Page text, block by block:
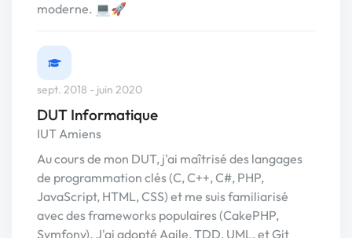
moderne. 💻🚀
sept. 2018 - juin 2020
DUT Informatique
IUT Amiens
Au cours de mon DUT, j'ai maîtrisé des langages
de programmation clés (C, C++, C#, PHP,
JavaScript, HTML, CSS) et me suis familiarisé
avec des frameworks populaires (CakePHP,
Symfony). J'ai adopté Agile, TDD, UML, et Git